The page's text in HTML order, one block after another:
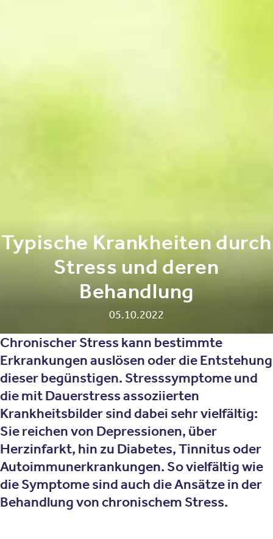
Typische Krankheiten durch
Stress und deren
Behandlung
05.10.2022
Chronischer Stress kann bestimmte
Erkrankungen auslösen oder die Entstehung
dieser begünstigen. Stresssymptome und
die mit Dauerstress assoziierten
Krankheitsbilder sind dabei sehr vielfältig:
Sie reichen von Depressionen, über
Herzinfarkt, hin zu Diabetes, Tinnitus oder
Autoimmunerkrankungen. So vielfältig wie
die Symptome sind auch die Ansätze in der
Behandlung von chronischem Stress.